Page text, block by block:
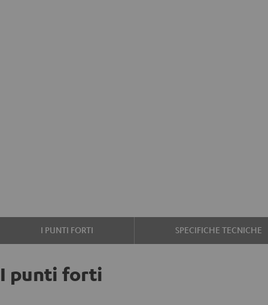
I PUNTI FORTI SPECIFICHE TECNICHE
I punti forti